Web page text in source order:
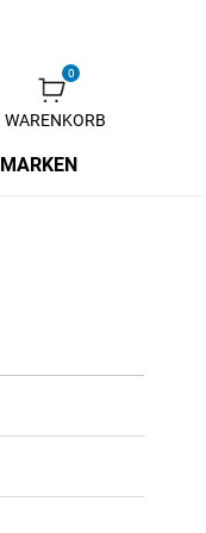
WARENKORB
MARKEN